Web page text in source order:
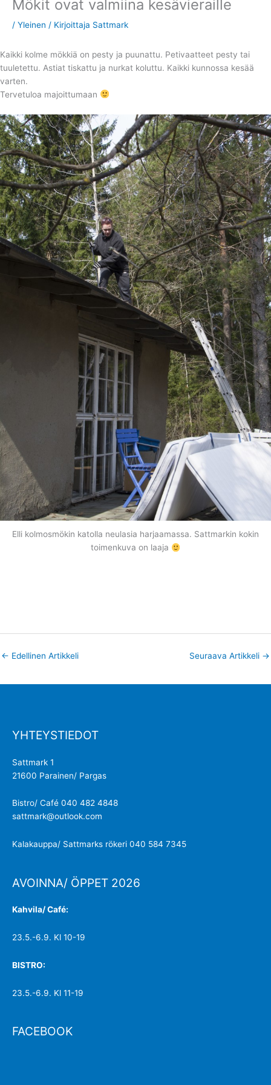
Mökit ovat valmiina kesävieraille
/ Yleinen / Kirjoittaja Sattmark
Kaikki kolme mökkiä on pesty ja puunattu. Petivaatteet pesty tai
tuuletettu. Astiat tiskattu ja nurkat koluttu. Kaikki kunnossa kesää
varten.
Tervetuloa majoittumaan
Elli kolmosmökin katolla neulasia harjaamassa. Sattmarkin kokin
toimenkuva on laaja
← Edellinen Artikkeli Seuraava Artikkeli →
YHTEYSTIEDOT
Sattmark 1
21600 Parainen/ Pargas
Bistro/ Café 040 482 4848
sattmark@outlook.com
Kalakauppa/ Sattmarks rökeri 040 584 7345
AVOINNA/ ÖPPET 2026
Kahvila/ Café:
23.5.-6.9. Kl 10-19
BISTRO:
23.5.-6.9. Kl 11-19
FACEBOOK